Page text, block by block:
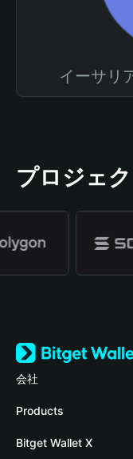
イーサリ
プロジェ
会社
Bitget Walletについて
ブログ
Products
Crypto Card
Bitget Wallet X